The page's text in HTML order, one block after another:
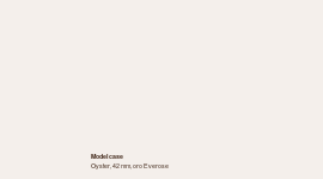
Model case
Oyster, 42 mm, oro Everose